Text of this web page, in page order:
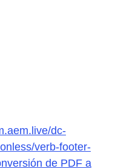
dc-
verb-footer-
de PDF a